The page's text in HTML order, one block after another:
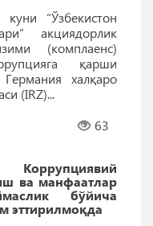
“Ўзбекистон
акциядорлик
(комплаенс)
қарши
халқаро
(IRZ)...
63
ва манфаатлар
бўйича
эттирилмоқда